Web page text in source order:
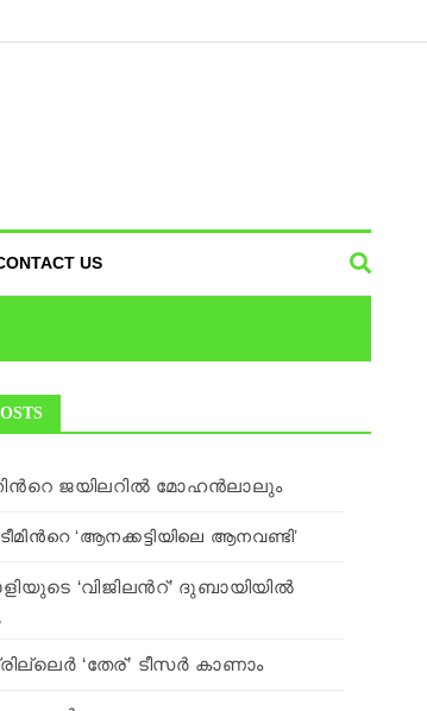
US
ജയിലറില്‍ മോഹന്‍ലാലും
‘ആനക്കട്ടിയിലെ ആനവണ്ടി’
‘വിജിലന്‍റ്’ ദുബായിയില്‍
‘തേര്’ ടീസര്‍ കാണാം